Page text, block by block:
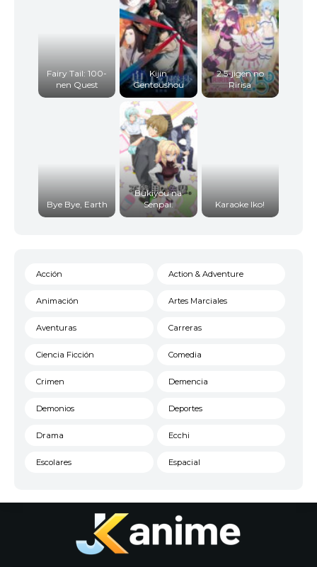
Fairy Tail: 100-
nen Quest
Kijin
Gentoushou
2.5-jigen no
Ririsa
Bye Bye, Earth
Bukiyou na
Senpai.
Karaoke Iko!
Acción Action & Adventure
Animación Artes Marciales
Aventuras Carreras
Ciencia Ficción Comedia
Crimen Demencia
Demonios Deportes
Drama Ecchi
Escolares Espacial
Historico
Josei